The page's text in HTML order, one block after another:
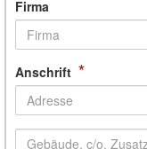
Firma
Anschrift *